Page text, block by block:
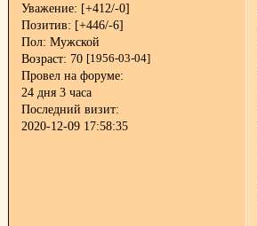
Уважение: [+412/-0]
Позитив: [+446/-6]
Пол: Мужской
Возраст: 70 [1956-03-04]
Провел на форуме:
24 дня 3 часа
Последний визит:
2020-12-09 17:58:35